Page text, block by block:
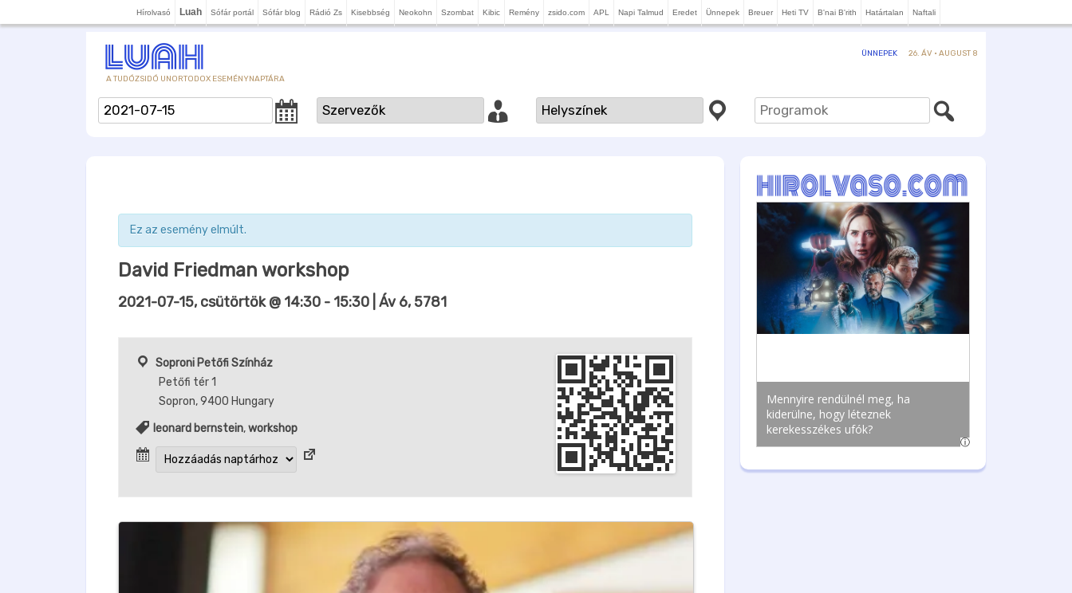
Hírolvasó Luah Sófár portál Sófár blog Rádió Zs Kisebbség Neokohn Szombat Kibic Remény zsido.com APL Napi Talmud Eredet Ünnepek Breuer Heti TV B'nai B'rith Határtalan Naftali
A TUDÓZSIDÓ UNORTODOX ESEMÉNYNAPTÁRA
ÜNNEPEK 26. ÁV · AUGUST 8
Ez az esemény elmúlt.
David Friedman workshop
2021-07-15, csütörtök @ 14:30 - 15:30 | Áv 6, 5781
Soproni Petőfi Színház
Petőfi tér 1
Sopron,9400 Hungary
leonard bernstein,workshop